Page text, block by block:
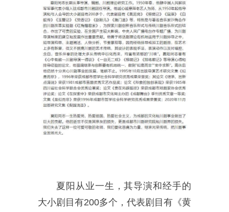
夏阳从业一生，其导演和经手的
大小剧目有200多个，代表剧目有《黄